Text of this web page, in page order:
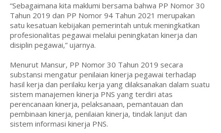
“Sebagaimana kita maklumi bersama bahwa PP Nomor 30
Tahun 2019 dan PP Nomor 94 Tahun 2021 merupakan
satu kesatuan kebijakan pemerintah untuk meningkatkan
profesionalitas pegawai melalui peningkatan kinerja dan
disiplin pegawai,” ujarnya.
Menurut Mansur, PP Nomor 30 Tahun 2019 secara
substansi mengatur penilaian kinerja pegawai terhadap
hasil kerja dan perilaku kerja yang dilaksanakan dalam suatu
sistem manajemen kinerja PNS yang terdiri atas
perencanaan kinerja, pelaksanaan, pemantauan dan
pembinaan kinerja, penilaian kinerja, tindak lanjut dan
sistem informasi kinerja PNS.